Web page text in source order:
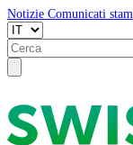
Notizie Comunicati